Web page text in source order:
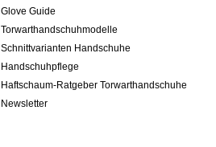
Glove Guide
Torwarthandschuhmodelle
Schnittvarianten Handschuhe
Handschuhpflege
Haftschaum-Ratgeber Torwarthandschuhe
Newsletter